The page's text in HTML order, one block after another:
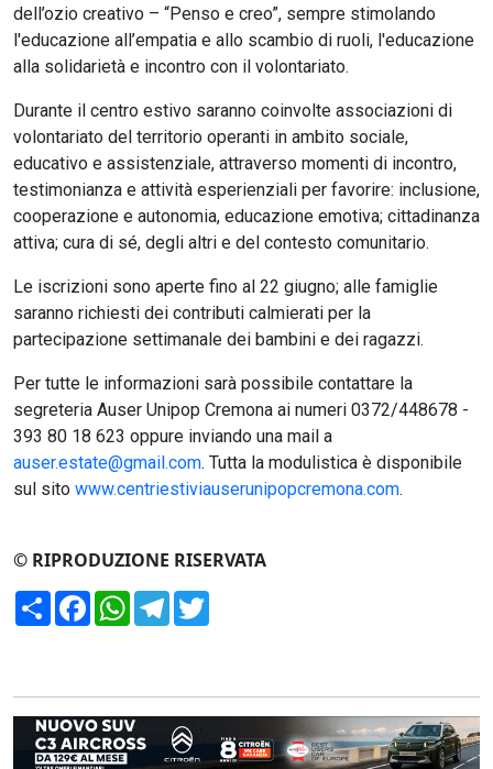
dell’ozio creativo – “Penso e creo”, sempre stimolando
l'educazione all’empatia e allo scambio di ruoli, l'educazione
alla solidarietà e incontro con il volontariato.
Durante il centro estivo saranno coinvolte associazioni di
volontariato del territorio operanti in ambito sociale,
educativo e assistenziale, attraverso momenti di incontro,
testimonianza e attività esperienziali per favorire: inclusione,
cooperazione e autonomia, educazione emotiva; cittadinanza
attiva; cura di sé, degli altri e del contesto comunitario.
Le iscrizioni sono aperte fino al 22 giugno; alle famiglie
saranno richiesti dei contributi calmierati per la
partecipazione settimanale dei bambini e dei ragazzi.
Per tutte le informazioni sarà possibile contattare la
segreteria Auser Unipop Cremona ai numeri 0372/448678 -
393 80 18 623 oppure inviando una mail a
auser.estate@gmail.com. Tutta la modulistica è disponibile
sul sito www.centriestiviauserunipopcremona.com.
© RIPRODUZIONE RISERVATA
CondividiFacebookWhatsApp
Telegram